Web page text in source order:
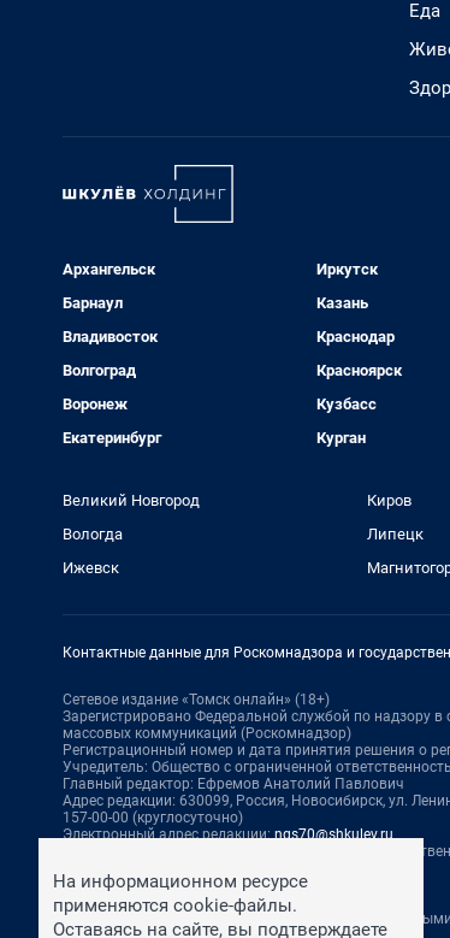
Еда
Архангельск
Барнаул
Владивосток
Волгоград
Воронеж
Екатеринбург
Иркутск
Казань
Краснодар
Красноярск
Кузбасс
Курган
Великий Новгород
Вологда
Ижевск
Киров
Липецк
Контактные данные для Роскомнадзора и
Сетевое издание «Томск онлайн» (18+)
Зарегистрировано Федеральной службой по надзору
массовых коммуникаций (Роскомнадзор)
Регистрационный номер и дата принятия решения о
Учредитель: Общество с ограниченной
Главный редактор: Ефремов Анатолий Павлович
Адрес редакции: 630099, Россия, Новосибирск, ул.
157-00-00 (круглосуточно)
Электронный адрес редакции:ngs70@shkulev.ru
Контактные данные для Роскомнадзора и
По вопросам коммерческого сотрудничества:
Жапарова Жанна, менеджер по работе с
На информационном ресурсе
применяются cookie-файлы.
Оставаясь на сайте, вы подтверждаете